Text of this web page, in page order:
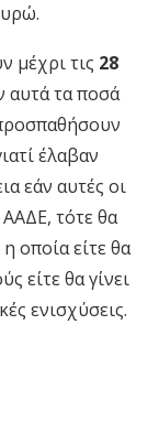
μέχρι τις 28
αυτά τα ποσά
έλαβαν
εάν αυτές οι
ΑΑΔΕ, τότε θα
οποία είτε θα
είτε θα γίνει
ενισχύσεις.